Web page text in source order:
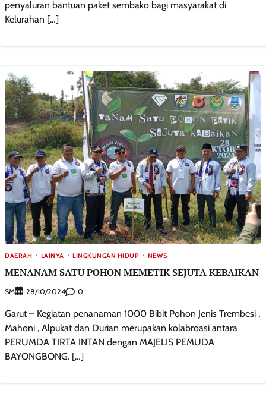
penyaluran bantuan paket sembako bagi masyarakat di
Kelurahan […]
DAERAH LAINYA LINGKUNGAN HIDUP NEWS
MENANAM SATU POHON MEMETIK SEJUTA KEBAIKAN
SM 28/10/2024 0
Garut – Kegiatan penanaman 1000 Bibit Pohon Jenis Trembesi ,
Mahoni , Alpukat dan Durian merupakan kolabroasi antara
PERUMDA TIRTA INTAN dengan MAJELIS PEMUDA
BAYONGBONG. […]